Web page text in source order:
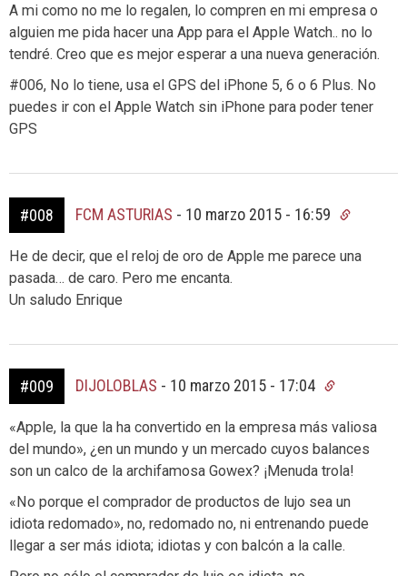
A mi como no me lo regalen, lo compren en mi empresa o
alguien me pida hacer una App para el Apple Watch.. no lo
tendré. Creo que es mejor esperar a una nueva generación.
#006, No lo tiene, usa el GPS del iPhone 5, 6 o 6 Plus. No
puedes ir con el Apple Watch sin iPhone para poder tener
GPS
#008 FCM ASTURIAS - 10 marzo 2015 - 16:59
He de decir, que el reloj de oro de Apple me parece una
pasada… de caro. Pero me encanta.
Un saludo Enrique
#009 DIJOLOBLAS - 10 marzo 2015 - 17:04
«Apple, la que la ha convertido en la empresa más valiosa
del mundo», ¿en un mundo y un mercado cuyos balances
son un calco de la archifamosa Gowex? ¡Menuda trola!
«No porque el comprador de productos de lujo sea un
idiota redomado», no, redomado no, ni entrenando puede
llegar a ser más idiota; idiotas y con balcón a la calle.